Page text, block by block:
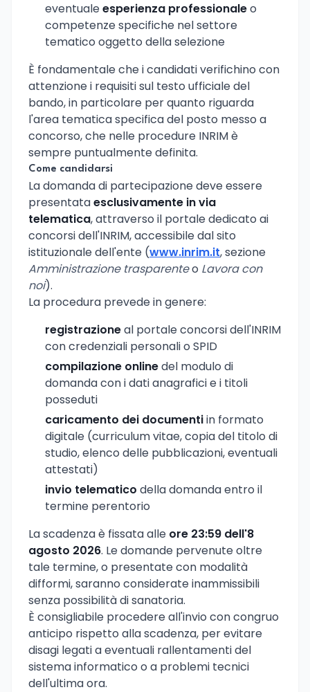
eventualeesperienza professionaleo
competenze specifiche nel settore
tematico oggetto della selezione
È fondamentale che i candidati verifichino con
attenzione i requisiti sul testo ufficiale del
bando, in particolare per quanto riguarda
l'area tematica specifica del posto messo a
concorso, che nelle procedure INRIM è
sempre puntualmente definita.
Come candidarsi
La domanda di partecipazione deve essere
presentataesclusivamente in via
telematica, attraverso il portale dedicato ai
concorsi dell'INRIM, accessibile dal sito
istituzionale dell'ente (www.inrim.it, sezione
Amministrazione trasparenteo Lavora con
noi).
La procedura prevede in genere:
registrazioneal portale concorsi dell'INRIM
con credenziali personali o SPID
compilazione onlinedel modulo di
domanda con i dati anagrafici e i titoli
posseduti
caricamento dei documentiin formato
digitale (curriculum vitae, copia del titolo di
studio, elenco delle pubblicazioni, eventuali
attestati)
invio telematico della domanda entro il
termine perentorio
La scadenza è fissata alle ore 23:59 dell'8
agosto 2026. Le domande pervenute oltre
tale termine, o presentate con modalità
difformi, saranno considerate inammissibili
senza possibilità di sanatoria.
È consigliabile procedere all'invio con congruo
anticipo rispetto alla scadenza, per evitare
disagi legati a eventuali rallentamenti del
sistema informatico o a problemi tecnici
dell'ultima ora.